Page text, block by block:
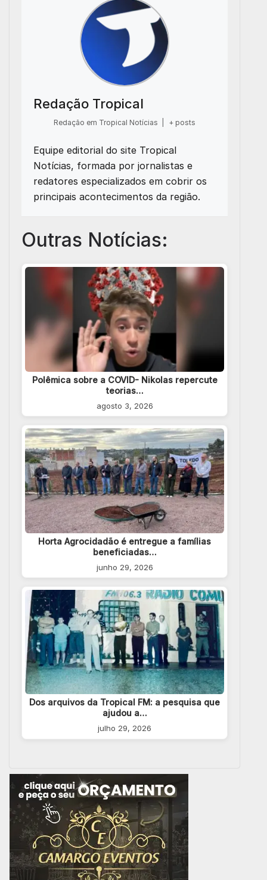
Redação Tropical
Redação em Tropical Notícias + posts
Equipe editorial do site Tropical
Notícias, formada por jornalistas e
redatores especializados em cobrir os
principais acontecimentos da região.
Outras Notícias:
Polêmica sobre a COVID- Nikolas repercute
teorias…
agosto 3, 2026
Horta Agrocidadão é entregue a famílias
beneficiadas…
junho 29, 2026
Dos arquivos da Tropical FM: a pesquisa que
ajudou a…
julho 29, 2026